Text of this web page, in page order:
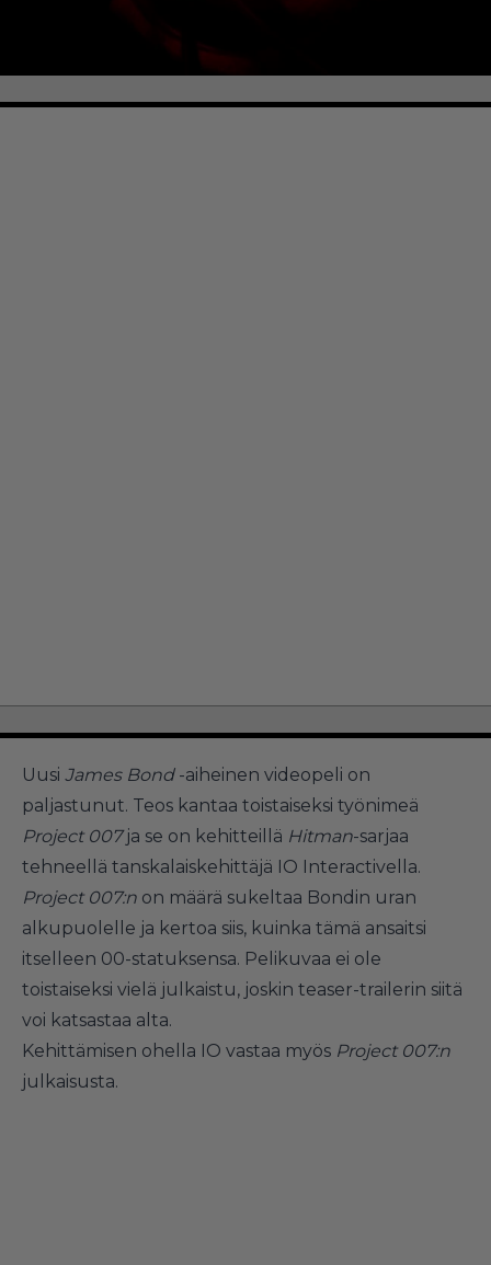
Uusi James Bond -aiheinen videopeli on
paljastunut. Teos kantaa toistaiseksi työnimeä
Project 007ja se on kehitteillä Hitman-sarjaa
tehneellä tanskalaiskehittäjä IO Interactivella.
Project 007:n on määrä sukeltaa Bondin uran
alkupuolelle ja kertoa siis, kuinka tämä ansaitsi
itselleen 00-statuksensa. Pelikuvaa ei ole
toistaiseksi vielä julkaistu, joskin teaser-trailerin siitä
voi katsastaa alta.
Kehittämisen ohella IO vastaa myös Project 007:n
julkaisusta.